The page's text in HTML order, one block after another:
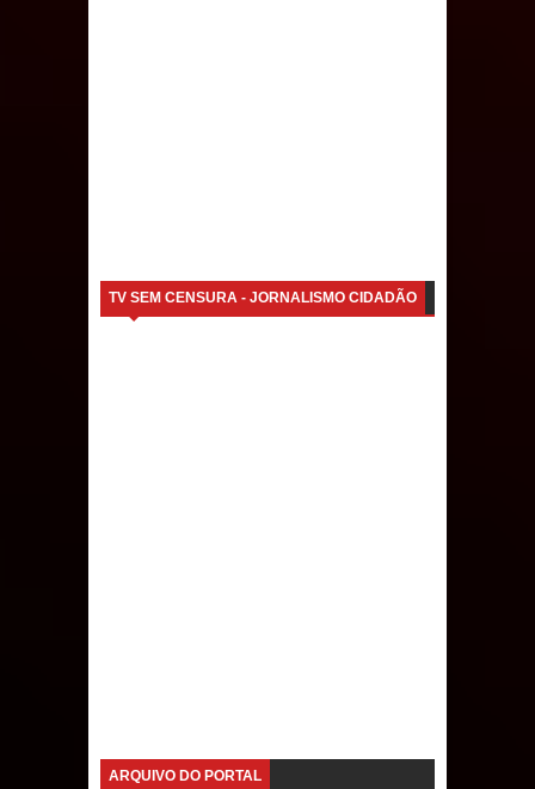
TV SEM CENSURA - JORNALISMO CIDADÃO
ARQUIVO DO PORTAL